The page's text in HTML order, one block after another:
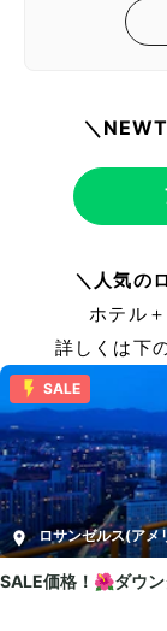
＼
＼人気の
ホテル
詳しくは下